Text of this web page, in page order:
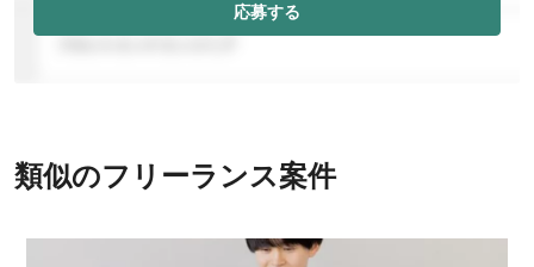
応募する
類似のフリーランス案件